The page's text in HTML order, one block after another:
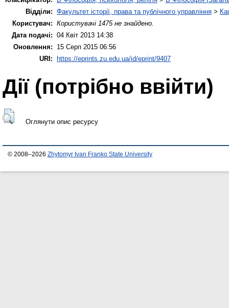
Відділи: Факультет історії, права та публічного управління >
Користувач: Користувачі 1475 не знайдено.
Дата подачі: 04 Квіт 2013 14:38
Оновлення:
15 Серп 2015 06:56
URI: https://eprints.zu.edu.ua/id/eprint/9407
Дії ​​(потрібно ввійти)
Оглянути опис ресурсу
© 2008–2026 Zhytomyr Ivan Franko State University